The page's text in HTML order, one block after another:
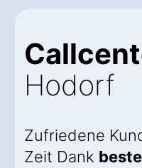
Hodorf
Zufriedene
Zeit Dank